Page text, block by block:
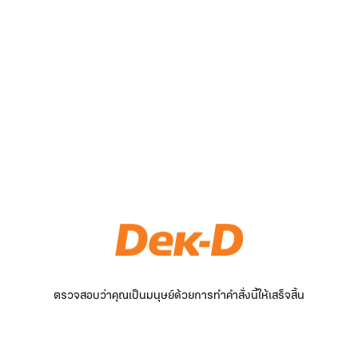
ตรวจสอบว่าคุณเป็นมนุษย์ด้วยการทำคำสั่งนี้ให้เสร็จสิ้น